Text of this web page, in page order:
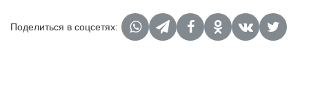
Поделиться в соцсетях: